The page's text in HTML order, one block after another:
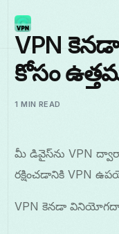
VPN కెనడా
కోసం ఉత్తమ
1 MIN READ
మీ డివైస్‌ను VPN
రక్షించడానికి VPN
VPN కెనడా